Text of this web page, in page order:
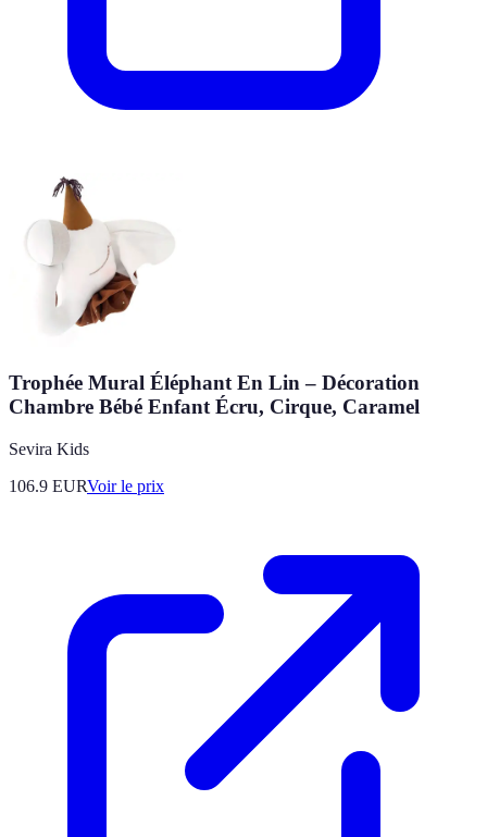
Trophée Mural Éléphant En Lin – Décoration
Chambre Bébé Enfant Écru, Cirque, Caramel
Sevira Kids
106.9 EURVoir le prix